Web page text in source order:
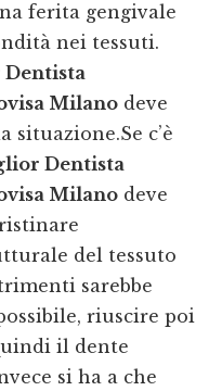
ferita gengivale
nei tessuti.
Milano deve
c’è
Dentista
Milano deve
del tessuto
sarebbe
riuscire poi
il dente
si ha a che